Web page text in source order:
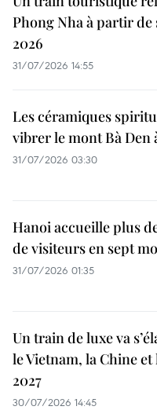
Phong Nha à partir de
2026
31/07/2026 14:55
Les céramiques
vibrer le mont Bà Den
31/07/2026 03:30
Hanoi accueille plus
de visiteurs en sept
31/07/2026 01:35
Un train de luxe va
le Vietnam, la Chine et
2027
30/07/2026 14:45